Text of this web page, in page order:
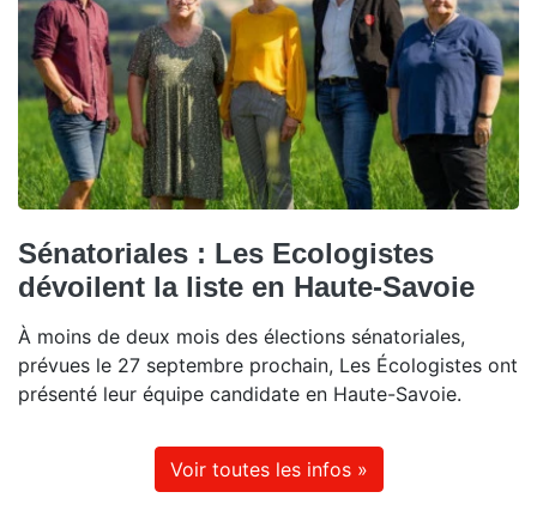
Sénatoriales : Les Ecologistes
dévoilent la liste en Haute-Savoie
À moins de deux mois des élections sénatoriales,
prévues le 27 septembre prochain, Les Écologistes ont
présenté leur équipe candidate en Haute-Savoie.
Voir toutes les infos »